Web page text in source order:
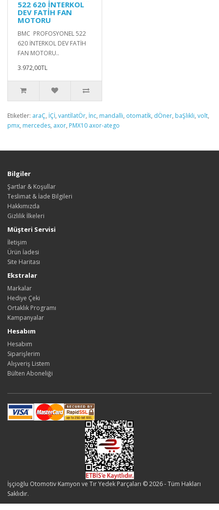
522 620 İNTERKOL
DEV FATİH FAN
MOTORU
BMC PROFOSYONEL 522
620 İNTERKOL DEV FATİH
FAN MOTORU..
3.972,00TL
Etiketler: araÇ, İÇİ, vantİlatÖr, İnc, mandalli, otomatİk, dÖner, baŞlikli, volt,
pmx, mercedes, axor, PMX10 axor-atego
Bilgiler
Şartlar & Koşullar
Teslimat & İade Bilgileri
Hakkımızda
Gizlilik İlkeleri
Müşteri Servisi
İletişim
Ürün İadesi
Site Haritası
Ekstralar
Markalar
Hediye Çeki
Ortaklık Programı
Kampanyalar
Hesabım
Hesabım
Siparişlerim
Alışveriş Listem
Bülten Aboneliği
İşçioğlu Otomotiv Kamyon ve Tır Yedek Parçaları © 2026 - Tüm Hakları
Saklıdır.